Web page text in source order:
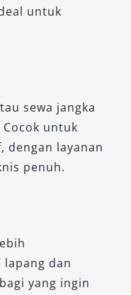
yang sesuai
perjalanan
yang
untuk
sewa jangka
untuk
dengan layanan
penuh.
lapang dan
yang ingin